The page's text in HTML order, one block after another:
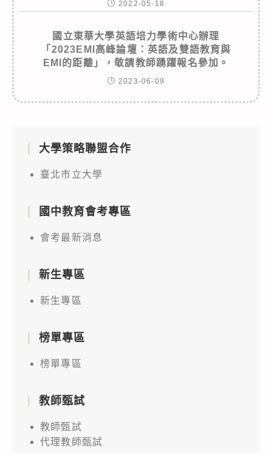
2022-05-18
國立東華大學英語培力學術中心辦理
「2023EMI高峰論壇：英語及雙語教育與
EMI的距離」，敬請教師踴躍報名參加。
2023-06-09
大學策略聯盟合作
臺北市立大學
國中教育會考專區
會考最新消息
新生專區
新生專區
榜單專區
榜單專區
教師甄試
教師甄試
代理教師甄試